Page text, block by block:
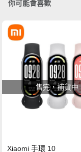
你可能會喜歡
售完，補貨中
Xiaomi 手環 10